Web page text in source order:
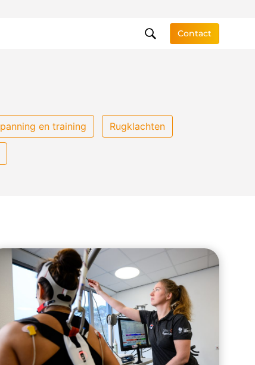
Contact
en training Rugklachten